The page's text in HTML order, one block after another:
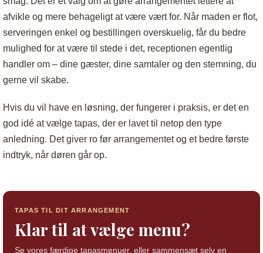
afvikle og mere behageligt at være vært for. Når maden er flot,
serveringen enkel og bestillingen overskuelig, får du bedre
mulighed for at være til stede i det, receptionen egentlig
handler om – dine gæster, dine samtaler og den stemning, du
gerne vil skabe.
Hvis du vil have en løsning, der fungerer i praksis, er det en
god idé at vælge tapas, der er lavet til netop den type
anledning. Det giver ro før arrangementet og et bedre første
indtryk, når døren går op.
TAPAS TIL DIT ARRANGEMENT
Klar til at vælge menu?
Se vores færdige tapasmenuer, eller sammensæt selv en